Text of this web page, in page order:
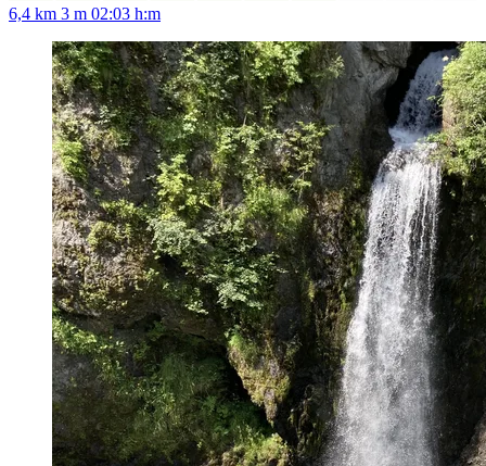
6,4 km 3 m 02:03 h:m